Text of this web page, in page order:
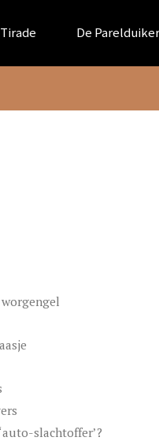
Tirade De Parelduiker
slachtoffer’?